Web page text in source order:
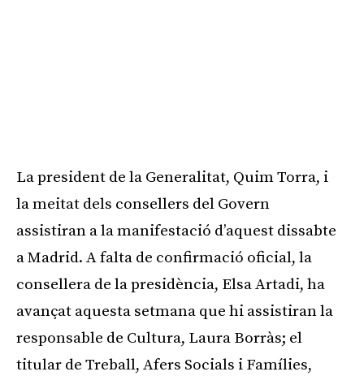
La president de la Generalitat, Quim Torra, i
la meitat dels consellers del Govern
assistiran a la manifestació d’aquest dissabte
a Madrid. A falta de confirmació oficial, la
consellera de la presidència, Elsa Artadi, ha
avançat aquesta setmana que hi assistiran la
responsable de Cultura, Laura Borràs; el
titular de Treball, Afers Socials i Famílies,